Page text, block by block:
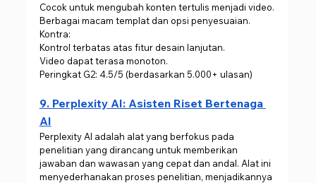
Cocok untuk mengubah konten tertulis menjadi video.
Berbagai macam templat dan opsi penyesuaian.
Kontra:
Kontrol terbatas atas fitur desain lanjutan.
Video dapat terasa monoton.
Peringkat G2: 4.5/5 (berdasarkan 5.000+ ulasan)
9. Perplexity AI: Asisten Riset Bertenaga
AI
Perplexity AI adalah alat yang berfokus pada
penelitian yang dirancang untuk memberikan
jawaban dan wawasan yang cepat dan andal. Alat ini
menyederhanakan proses penelitian, menjadikannya